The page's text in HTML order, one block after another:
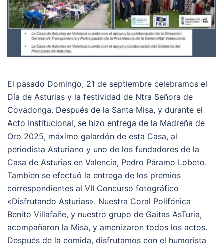
El pasado Domingo, 21 de septiembre celebramos el
Día de Asturias y la festividad de Ntra Señora de
Covadonga. Después de la Santa Misa, y durante el
Acto Institucional, se hizo entrega de la Madreña de
Oro 2025, máximo galardón de esta Casa, al
periodista Asturiano y uno de los fundadores de la
Casa de Asturias en Valencia, Pedro Páramo Lobeto.
Tambien se efectuó la entrega de los premios
correspondientes al VII Concurso fotográfico
«Disfrutando Asturias». Nuestra Coral Polifónica
Benito Villafañe, y nuestro grupo de Gaitas AsTuria,
acompañaron la Misa, y amenizaron todos los actos.
Después de la comida, disfrutamos con el humorista